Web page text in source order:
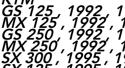
GS 125 , 1992 ,
MX 125 , 1992 ,
GS 250 , 1992 ,
MX 250 , 1992 ,
SX 300 , 1995 ,